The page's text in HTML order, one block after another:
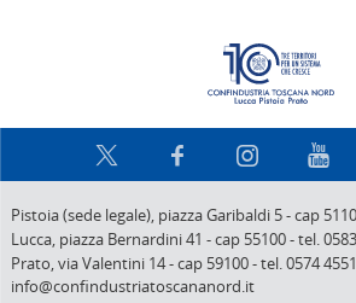
Pistoia (sede legale), piazza Garibaldi 5-cap
Lucca, piazza Bernardini 41 -cap 55100-tel.
Prato,via Valentini 14-cap 59100-tel. 0574 4551
info@confindustriatoscananord.it